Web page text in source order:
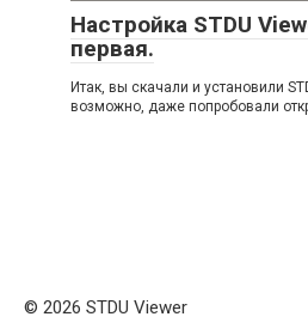
Настройка STDU
первая.
Итак, вы скачали и установили
возможно, даже попробовали
© 2026 STDU Viewer